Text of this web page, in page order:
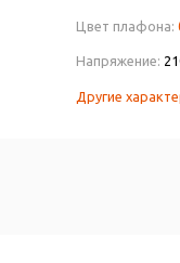
Цвет плафона:
Напряжение:
Другие